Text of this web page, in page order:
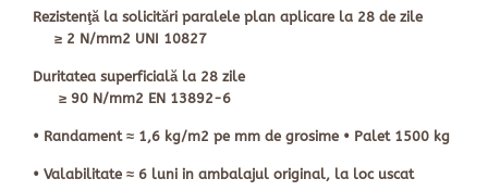
Rezistenţă la solicitări paralele plan aplicare la 28 de zile
≥ 2 N/mm2 UNI 10827
Duritatea superficială la 28 zile
≥ 90 N/mm2 EN 13892-6
• Randament ≈ 1,6 kg/m2 pe mm de grosime • Palet 1500 kg
• Valabilitate ≈ 6 luni in ambalajul original, la loc uscat